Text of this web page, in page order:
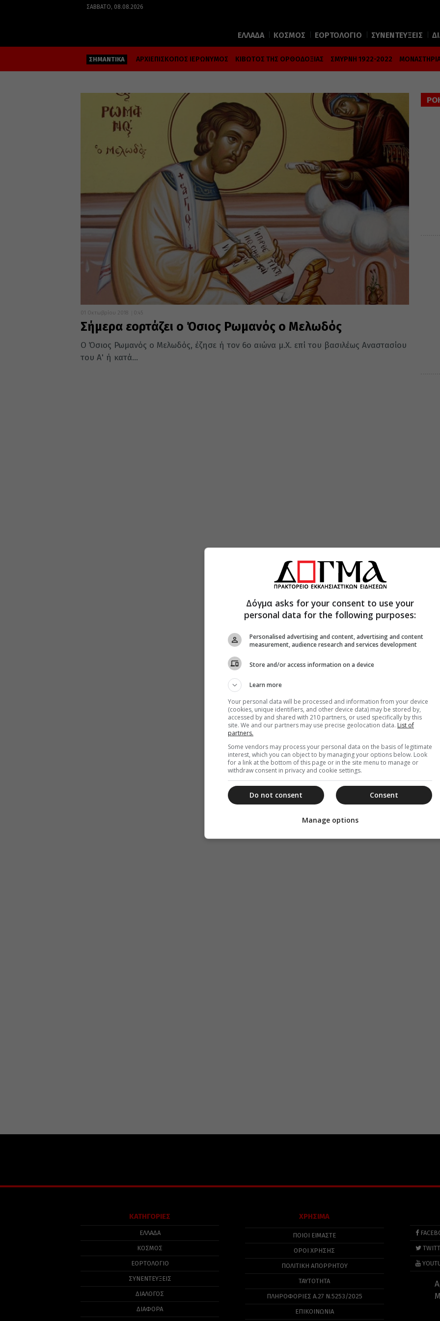
ΣΆΒΒΑΤΟ, 08.08.2026
ΕΛΛΑΔΑ ΚΟΣΜΟΣ ΕΟΡΤΟΛΟΓΙΟ ΣΥΝΕΝΤΕΥΞΕΙΣ
ΣΗΜΑΝΤΙΚΑ ΑΡΧΙΕΠΙΣΚΟΠΟΣ ΙΕΡΩΝΥΜΟΣ ΚΙΒΩΤΟΣ ΤΗΣ ΟΡΘΟΔΟΞΙΑΣ ΣΜΥΡΝΗ 1922-2022
01 Οκτωβρίου 2018 0:45
Σήμερα εορτάζει ο Όσιος Ρωμανός ο Μελωδός
Ο Όσιος Ρωμανός ο Μελωδός, έζησε ή τον 6ο αιώνα μ.Χ. επί του βασιλέως Αναστασίου
του Α' ή κατά...
ΚΑΤΗΓΟΡΙΕΣ
ΕΛΛΑΔΑ
ΚΟΣΜΟΣ
ΕΟΡΤΟΛΟΓΙΟ
ΣΥΝΕΝΤΕΥΞΕΙΣ
ΔΙΑΛΟΓΟΣ
ΔΙΑΦΟΡΑ
ΧΡΗΣΙΜΑ
ΠΟΙΟΙ ΕΙΜΑΣΤΕ
ΟΡΟΙ ΧΡΗΣΗΣ
ΠΟΛΙΤΙΚΉ ΑΠΟΡΡΉΤΟΥ
ΤΑΥΤΟΤΗΤΑ
ΠΛΗΡΟΦΟΡΊΕΣ Α.27 Ν.5253/2025
ΕΠΙΚΟΙΝΩΝΙΑ
Δόγμα asks for your consent to use your
personal data for the following purposes:
Personalised advertising and content, advertising and content
measurement, audience research and services development
Store and/or access information on a device
Learn more
Your personal data will be processed and information from your device
(cookies, unique identifiers, and other device data) may be stored by,
accessed by and shared with 210 partners, or used specifically by this
site. We and our partners may use precise geolocation data. List of
partners.
Some vendors may process your personal data on the basis of legitimate
interest, which you can object to by managing your options below. Look
for a link at the bottom of this page or in the site menu to manage or
withdraw consent in privacy and cookie settings.
Consent
Do not consent
Manage options